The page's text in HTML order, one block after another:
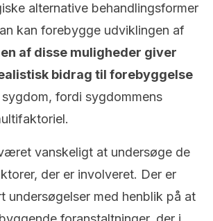
alternative behandlingsformer
kan forebygge udviklingen af
af disse muligheder giver
bidrag til forebyggelse
sygdom, fordi sygdommens
vanskeligt at undersøge de
der er involveret. Der er
undersøgelser med henblik på at